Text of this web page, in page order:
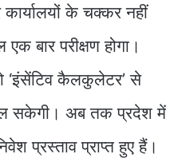
कार्यालयों के चक्कर नहीं
बार परीक्षण होगा।
‘इंसेंटिव कैलकुलेटर’ से
सकेगी। अब तक प्रदेश में
प्रस्ताव प्राप्त हुए हैं।